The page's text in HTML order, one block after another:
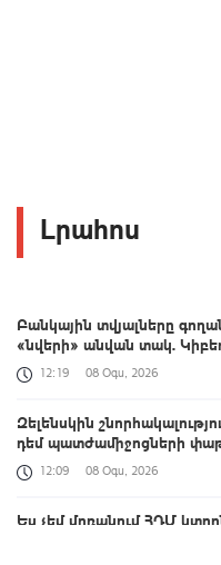
Լրահոս
Բանկային տվյալները
«նվերի» անվան տակ.
12:19 08 Օգս, 2026
Զելենսկին
դեմ պատժամիջոցների
12:09 08 Օգս, 2026
Ես չեմ մոռանում ՀԴՄ